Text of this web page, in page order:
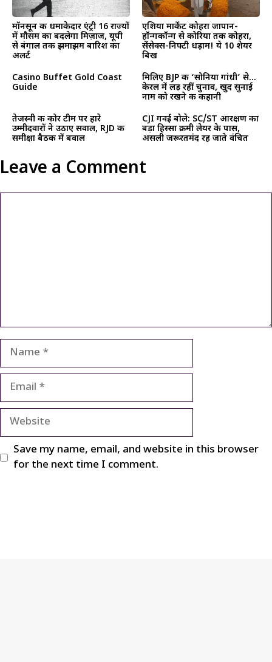
मॉनसून की धमाकेदार एंट्री 16 राज्यों
में मौसम का बदलेगा मिज़ाज, यूपी
से बंगाल तक झमाझम बारिश का
अलर्ट
एशिया मार्केट कोहरा जापान-
हॉन्गकॉन्ग से कोरिया तक कोहरा,
सेंसेक्स-निफ्टी धड़ाम! ये 10 शेयर
बिख
Casino Buffet Gold Coast
Guide
मिलिए BJP की ‘सोनिया गांधी’ से…
केरल में लड़ रहीं चुनाव, खुद सुनाई
नाम को रखने की कहानी
तेजस्वी की कोर टीम पर हारे
उम्मीदवारों ने उठाए सवाल, RJD की
समीक्षा बैठक में बवाल
CJI गवई बोले: SC/ST आरक्षण का
बड़ा हिस्सा क्रीमी लेयर के पास,
असली जरूरतमंद रह जाते वंचित
Leave a Comment
Name
Email
Website
Save my name, email, and website in this browser
for the next time I comment.